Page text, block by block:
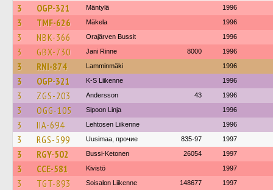
3 OGP-321 Mäntylä 1996
3 TMF-626 Mäkela 1996
3 NBK-366 Orajärven Bussit 1996
3 GBX-730 Jani Rinne 8000 1996
3 RNI-874 Lamminmäki 1996
3 OGP-321 K-S Liikenne 1996
3 ZGS-203 Andersson 43 1996
3 OGG-105 Sipoon Linja 1996
3 IIA-694 Lehtosen Liikenne 1996
3 RGS-599 Uusimaa, прочие 835-97 1997
3 RGY-502 Bussi-Ketonen 26054 1997
3 CCE-581 Kivistö 1997
3 TGT-893 Soisalon Liikenne 148677 1997